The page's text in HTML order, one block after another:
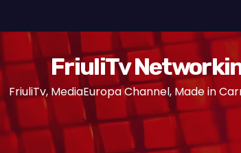
FriuliTv
FriuliTv, MediaEuropa Channel, Made in